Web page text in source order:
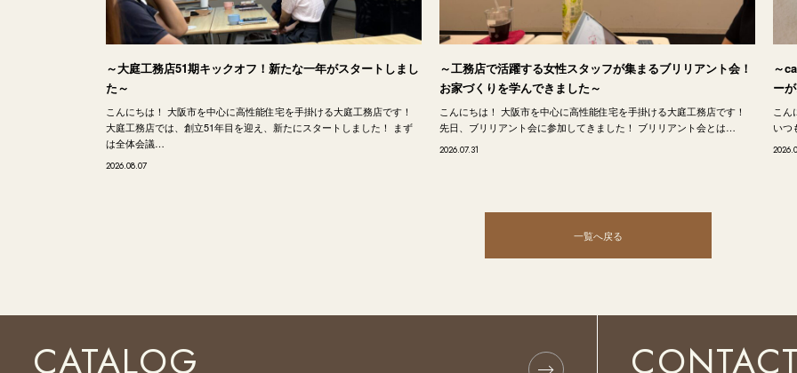
～大庭工務店51期キックオフ！新たな一年がスタートしまし
た～
こんにちは！ 大阪市を中心に高性能住宅を手掛ける大庭工務店です！
大庭工務店では、創立51年目を迎え、新たにスタートしました！ まず
は全体会議…
2026.08.07
～工務店で活躍する女性スタッフが集まるブリリアント会！
お家づくりを学んできました～
こんにちは！ 大阪市を中心に高性能住宅を手掛ける大庭工務店です！
先日、ブリリアント会に参加してきました！ ブリリアント会とは…
2026.07.31
～
ー
こん
いつ
一覧へ戻る
CATALOG